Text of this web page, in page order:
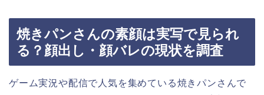
焼きパンさんの素顔は実写で見られ
る？顔出し・顔バレの現状を調査
ゲーム実況や配信で人気を集めている焼きパンさんで